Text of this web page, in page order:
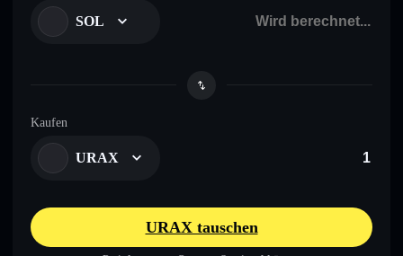
SOL
Kaufen
URAX
URAX tauschen